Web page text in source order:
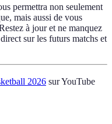
permettra non seulement
mais aussi de vous
à jour et ne manquez
sur les futurs matchs et
2026 sur YouTube